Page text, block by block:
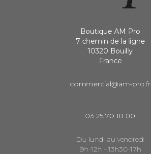
Boutique AM Pro
7 chemin de la ligne
10320 Bouilly
France
commercial@am-pro.fr
03 25 70 10 00
Du lundi au vendredi
9h-12h - 13h30-17h